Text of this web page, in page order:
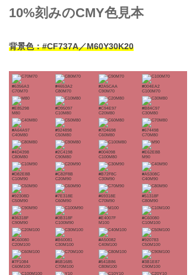
10%刻みのCMY色見本
背景色：#CF737A／M60Y30K20
#6356A3
C70M70
#4653A2
C80M70
#2A5CAA
C90M70
#004EA2
C100M70
#E85298
M80
#D95097
C10M80
#C94E97
C20M80
#B84C97
C30M80
#A64A97
C40M80
#924898
C50M80
#7D4698
C60M80
#674498
C70M80
#4D4398
C80M80
#2C4198
C90M80
#004098
C100M80
#E62E8B
M90
#D82E8B
C10M90
#C82F8B
C20M90
#B72F8C
C30M90
#A5308C
C40M90
#92308D
C50M90
#7E318E
C60M90
#69318E
C70M90
#51318F
C80M90
#36318F
C90M90
#0B318F
C100M90
#E4007F
M100
#C60080
C10M100
#C60080
C20M100
#B60081
C30M100
#A50082
C40M100
#920783
C50M100
#7F1084
C60M100
#6B1685
C70M100
#541B86
C80M100
#3B1E87
C90M100